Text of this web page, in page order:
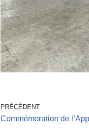
PRÉCÉDENT
Commémoration de